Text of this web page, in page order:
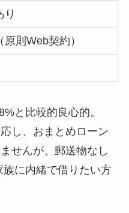
り
原則Web契約）
と比較的良心的。
し、おまとめローン
せんが、郵送物なし
に内緒で借りたい方